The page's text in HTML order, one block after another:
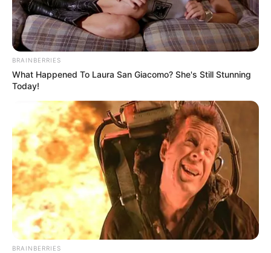
TAGS ateliê circular caixa cultural
curitiba de graça
oficinas artísticas
oficinas gratuitas semana circular
Artigo anterior
Mês das crianças tem
programação especial no
Shopping Estação
Próximo artigo
Banda Nenhum de Nós
apresenta pocket show
gratuito no Shopping
Curitiba
BRAINBERRIES
What Happened To Laura San Giacomo? She's Still Stunning
Today!
BRAINBERRIES